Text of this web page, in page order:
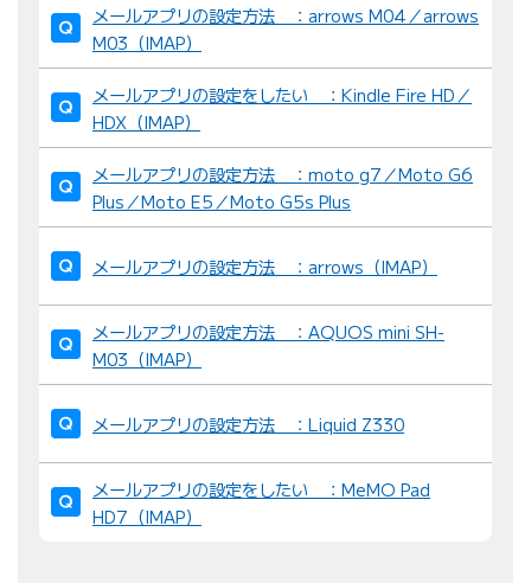
メールアプリの設定方法 ：arrows M04／arrows
M03（IMAP）
メールアプリの設定をしたい ：Kindle Fire HD／
HDX（IMAP）
メールアプリの設定方法 ：moto g7／Moto G6
Plus／Moto E5／Moto G5s Plus
メールアプリの設定方法 ：arrows（IMAP）
メールアプリの設定方法 ：AQUOS mini SH-
M03（IMAP）
メールアプリの設定方法 ：Liquid Z330
メールアプリの設定をしたい ：MeMO Pad
HD7（IMAP）